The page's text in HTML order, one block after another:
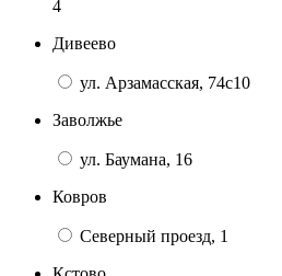
4
Дивеево
ул. Арзамасская, 74с10
Заволжье
ул. Баумана, 16
Ковров
Северный проезд, 1